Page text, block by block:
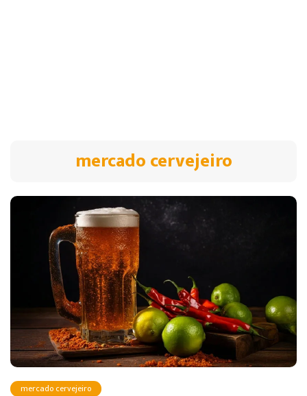
mercado cervejeiro
mercado cervejeiro